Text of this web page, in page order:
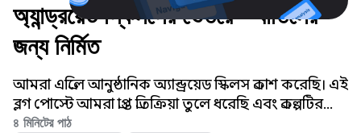
অ্যান্ড্রয়েড স্কিলসের ভেতরে - বাতিলের
জন্য নির্মিত
আমরা এপ্রিলে আনুষ্ঠানিক অ্যান্ড্রয়েড স্কিলস প্রকাশ করেছি। এই
ব্লগ পোস্টে আমরা প্রাপ্ত প্রতিক্রিয়া তুলে ধরেছি এবং প্রকল্পটির
পেছনের দর্শন ও কার্যপদ্ধতি ব্যাখ্যা করেছি।
৪ মিনিটের পাঠ